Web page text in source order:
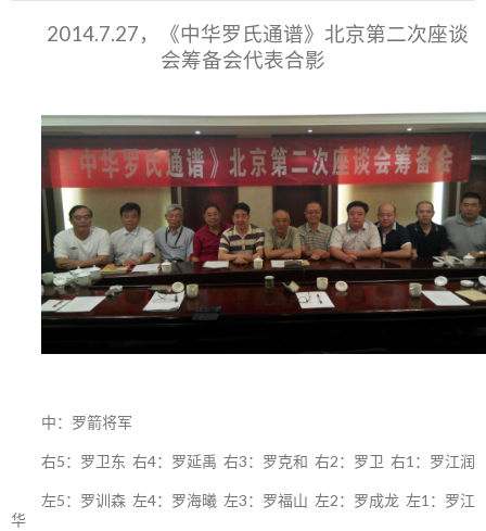
2014.7.27，《中华罗氏通谱》北京第二次座谈
会筹备会代表合影
中：罗箭将军
右5：罗卫东 右4：罗延禹 右3：罗克和 右2：罗卫 右1：罗江润
左5：罗训森 左4：罗海曦 左3：罗福山 左2：罗成龙 左1：罗江
华